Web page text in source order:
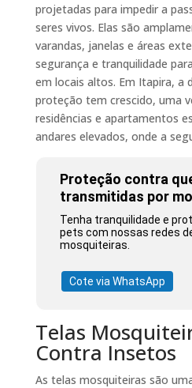
projetadas para impedir a
seres vivos. Elas são
varandas, janelas e áreas
segurança e tranquilidade
em locais altos. Em Itapira, a
proteção tem crescido, uma
residências e apartamentos
andares elevados, onde a
Proteção contra
transmitidas por
Tenha tranquilidade e
pets com nossas redes
mosquiteiras.
Cote via WhatsApp
Telas
Contra Insetos
As telas mosquiteiras são